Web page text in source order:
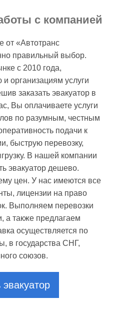
с компанией
от «Автотранс
правильный выбор.
с 2010 года,
организациям услуги
заказать эвакуатор в
Вы оплачиваете услуги
по разумным, честным
подачи к
быструю перевозку,
В нашей компании
эвакуатор дешево.
цен. У нас имеются все
лицензии на право
Выполняем перевозки
а также предлагаем
осуществляется по
в государства СНГ,
союзов.